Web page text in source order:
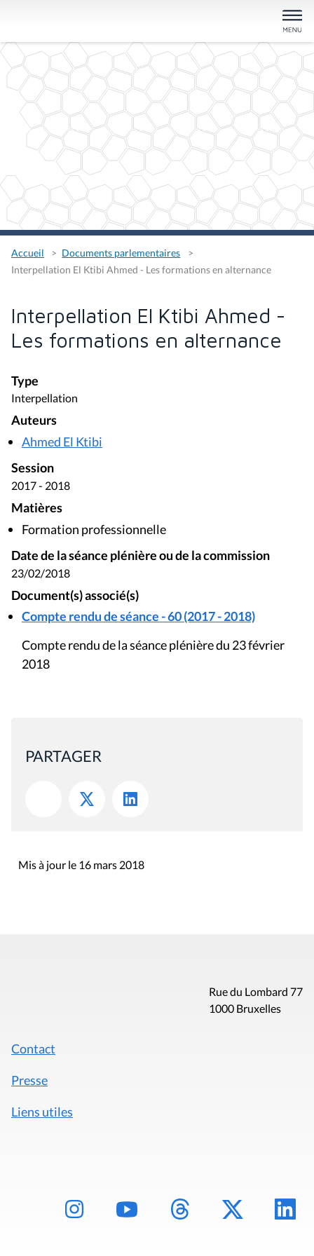
Accueil
Documents parlementaires
Interpellation El Ktibi Ahmed - Les formations en alternance
Interpellation El Ktibi Ahmed -
Les formations en alternance
Type
Interpellation
Auteurs
Ahmed El Ktibi
Session
2017 - 2018
Matières
Formation professionnelle
Date de la séance plénière ou de la commission
23/02/2018
Document(s) associé(s)
Compte rendu de séance - 60 (2017 - 2018)
Compte rendu de la séance plénière du 23 février
2018
PARTAGER
Mis à jour le 16 mars 2018
Rue du Lombard 77
1000 Bruxelles
Contact
Presse
Liens utiles